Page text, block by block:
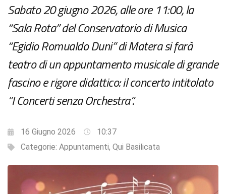
Sabato 20 giugno 2026, alle ore 11:00, la
“Sala Rota” del Conservatorio di Musica
“Egidio Romualdo Duni” di Matera si farà
teatro di un appuntamento musicale di grande
fascino e rigore didattico: il concerto intitolato
“I Concerti senza Orchestra”.
16 Giugno 2026
10:37
Categorie: Appuntamenti, Qui Basilicata